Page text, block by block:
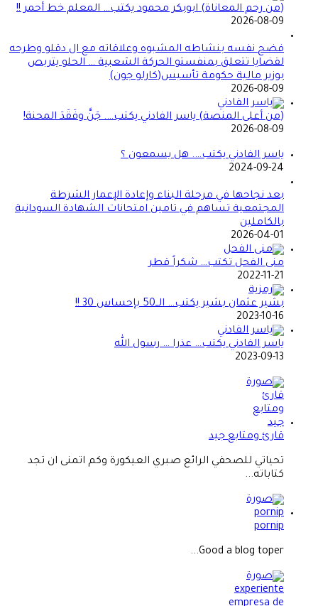
(من رحم المعاناة) ابوبكر محمود يكتب… المعلم خط أحمر !!
2026-08-09
فضح نفسه بنشاطه المشبوه وعلاقاته مع ال دقلو وطرحه
لقضايا تتعلق بمنفستو الحركة الشعبية … الحلو يتربص
بوزير مالية حكومة تأسيس(كارلو جون)
2026-08-09
(من أعلى المنصة) ياسر الفادني يكتب…. جَنَّ وفَقَدَ المحنة!
2026-08-09
ياسر الفادني يكتب…. هل يسمعون ؟
2024-09-24
بعد نجاحها في مرحلة البناء وإعادة الإعمار الشرطة
المجتمعية تساهم في تامين امتحانات الشهادة السودانية
بالكاملين
2026-04-01
منى الفحل تكتب… شكراً قطر
2022-11-21
بشير عثمان بشير يكتب… الــ50 بإحساس 30 !!
2023-10-16
ياسر الفادني يكتب… عذرا … رسول الله
2023-09-13
قارئ ومتابع جيد
تحياتي للصحفي الرائع صبري العيكورة وكم اتمنى ان تجد
كتاباته...
pornip
Good a blog toper...